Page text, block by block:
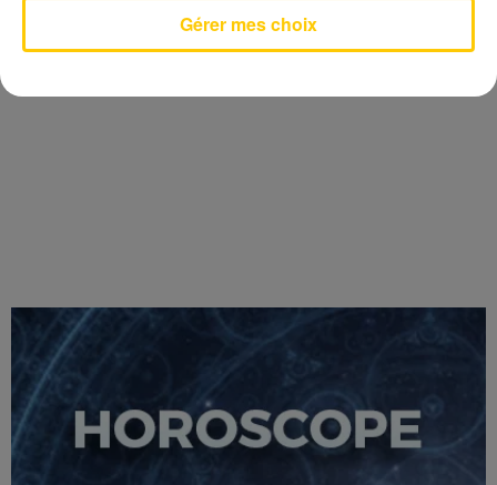
Gérer mes choix